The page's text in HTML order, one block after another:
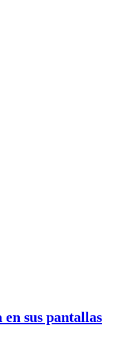
sus pantallas